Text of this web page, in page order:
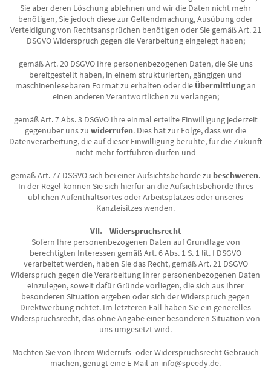
Sie aber deren Löschung ablehnen und wir die Daten nicht mehr
benötigen, Sie jedoch diese zur Geltendmachung, Ausübung oder
Verteidigung von Rechtsansprüchen benötigen oder Sie gemäß Art. 21
DSGVO Widerspruch gegen die Verarbeitung eingelegt haben;
gemäß Art. 20 DSGVO Ihre personenbezogenen Daten, die Sie uns
bereitgestellt haben, in einem strukturierten, gängigen und
maschinenlesebaren Format zu erhalten oder die Übermittlungan
einen anderen Verantwortlichen zu verlangen;
gemäß Art. 7 Abs. 3 DSGVO Ihre einmal erteilte Einwilligung jederzeit
gegenüber uns zu widerrufen. Dies hat zur Folge, dass wir die
Datenverarbeitung, die auf dieser Einwilligung beruhte, für die Zukunft
nicht mehr fortführen dürfen und
gemäß Art. 77 DSGVO sich bei einer Aufsichtsbehörde zu beschweren.
In der Regel können Sie sich hierfür an die Aufsichtsbehörde Ihres
üblichen Aufenthaltsortes oder Arbeitsplatzes oder unseres
Kanzleisitzes wenden.
VII. Widerspruchsrecht
Sofern Ihre personenbezogenen Daten auf Grundlage von
berechtigten Interessen gemäß Art. 6 Abs. 1 S. 1 lit. f DSGVO
verarbeitet werden, haben Sie das Recht, gemäß Art. 21 DSGVO
Widerspruch gegen die Verarbeitung Ihrer personenbezogenen Daten
einzulegen, soweit dafür Gründe vorliegen, die sich aus Ihrer
besonderen Situation ergeben oder sich der Widerspruch gegen
Direktwerbung richtet. Im letzteren Fall haben Sie ein generelles
Widerspruchsrecht, das ohne Angabe einer besonderen Situation von
uns umgesetzt wird.
Möchten Sie von Ihrem Widerrufs- oder Widerspruchsrecht Gebrauch
machen, genügt eine E-Mail an info@speedy.de.